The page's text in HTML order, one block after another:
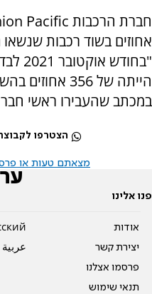
חברת הרכבות Pacific
אחוזים בשוד רכבות
במכתב שהעבירו ראשי
הצטרפו
מצאתם טעות או
פנו אלינו
אודות
יצירת קשר
פרסמו אצלנו
תנאי שימוש
عربية